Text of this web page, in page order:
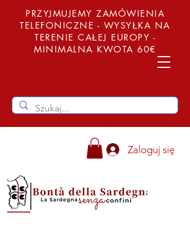
PRZYJMUJEMY ZAMÓWIENIA
TELEFONICZNE - WYSYŁKA NA
TERENIE CAŁEJ EUROPY -
MINIMALNA KWOTA 60€
Zaloguj się